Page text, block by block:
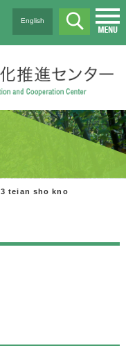
English
3 teian sho kno